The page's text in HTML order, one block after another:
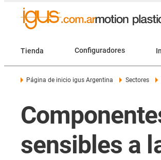
Tienda Configuradores
Página de inicio igus Argentina Sectores
sensibles a